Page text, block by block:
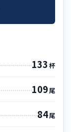
133 杯
109尾
84尾